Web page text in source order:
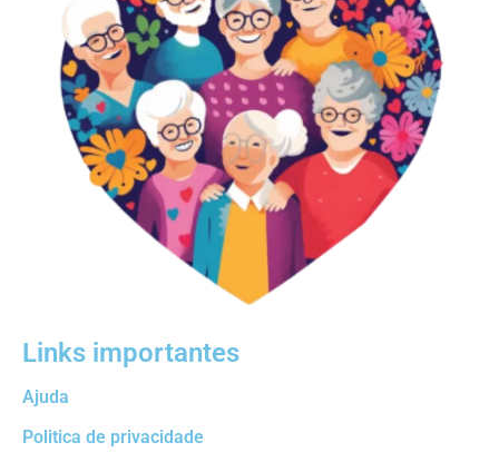
Links importantes
Ajuda
Politica de privacidade